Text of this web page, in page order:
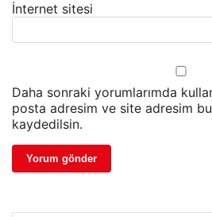
İnternet sitesi
Daha sonraki yorumlarımda
posta adresim ve site adresim bu
kaydedilsin.